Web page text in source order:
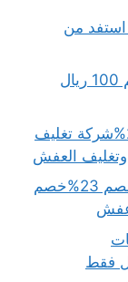
بـ20%خصم استفد من
لوري جامبو نقل عفش بالرياض مع خصم 100 ريال
نقل عفشك مع التغليف بالرياض ووفر20%شركة تغليف
ونيت نقل عفش بالرياض..احصل على خصم 23%خصم
عفش
خدمات